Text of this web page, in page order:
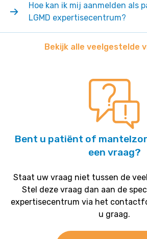
Hoe kan ik mij aanmelden als
LGMD expertisecentrum?
Bekijk alle veelgestelde
Bent u patiënt of
een vraag?
Staat uw vraag niet tussen de
Stel deze vraag dan aan de
expertisecentrum via het
u graag.